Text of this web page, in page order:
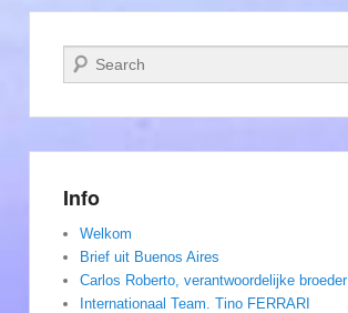
Zoeken
Info
Welkom
Brief uit Buenos Aires
Carlos Roberto, verantwoordelijke broeder
Internationaal Team. Tino FERRARI